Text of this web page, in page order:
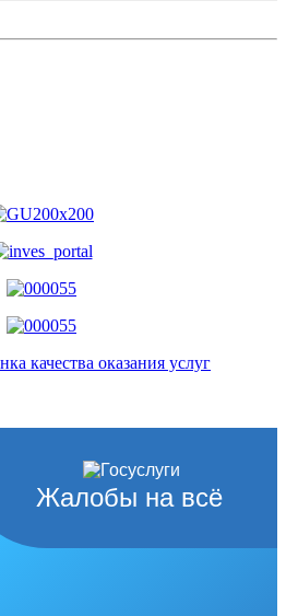
качества оказания услуг
Жалобы на всё